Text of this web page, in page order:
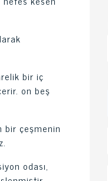
bir iç
on beş
bir çeşmenin
odası,